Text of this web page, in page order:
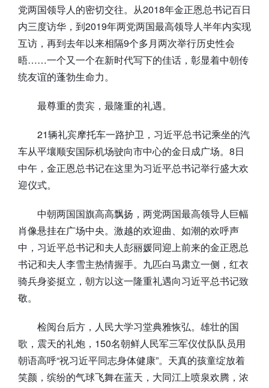
党两国领导人的密切交往。从2018年金正恩总书记百日
内三度访华，到2019年两党两国最高领导人半年内实现
互访，再到去年以来相隔9个多月两次举行历史性会
晤……一个又一个在新时代写下的佳话，彰显着中朝传
统友谊的蓬勃生命力。
最尊重的贵宾，最隆重的礼遇。
21辆礼宾摩托车一路护卫，习近平总书记乘坐的汽
车从平壤顺安国际机场驶向市中心的金日成广场。8日
中午，金正恩总书记在这里为习近平总书记举行盛大欢
迎仪式。
中朝两国国旗高高飘扬，两党两国最高领导人巨幅
肖像悬挂在广场中央。激越的欢迎曲、如潮的欢呼声
中，习近平总书记和夫人彭丽媛同迎上前来的金正恩总
书记和夫人李雪主热情握手。九匹白马肃立一侧，红衣
骑兵身姿挺立，朝方以这一隆重礼遇向习近平总书记致
敬。
检阅台后方，人民大学习堂典雅恢弘。雄壮的国
歌，震天的礼炮，150名朝鲜人民军三军仪仗队队员用
朝语高呼“祝习近平同志身体健康”。天真的孩童绽放着
笑颜，缤纷的气球飞舞在蓝天，大同江上喷泉欢腾，浓